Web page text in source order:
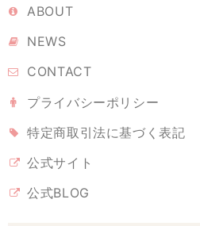
ていたとき、こちらを見つけました。と
キというのもなんだか特別で、満足です
2026/02/10
し、色や輝きが美しいとホームページで
ABOUT
NEWS
CONTACT
プライバシーポリシー
特定商取引法に基づく表記
公式サイト
公式BLOG